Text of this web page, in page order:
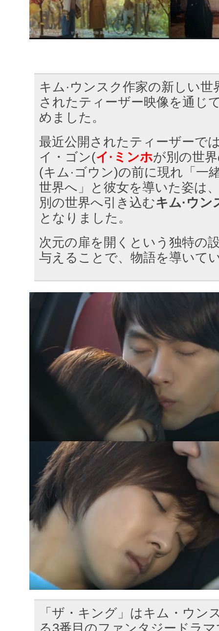
キム·ウンスク作家の新しい世
されたティーザー映像を通じ
めました。
最近公開されたティーザーで
イ・ゴン(イ·ミンホが別の世
(キム·ゴウン)の前に現れ「一
世界へ」と彼女を導いた姿は
別の世界へ引き込むキム·ウン
となりました。
次元の扉を開くという独特の
与えることで、物語を導いて
「ザ・キング」はキム・ウン